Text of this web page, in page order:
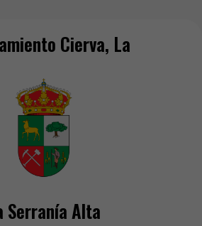
Cierva, La
Serranía Alta